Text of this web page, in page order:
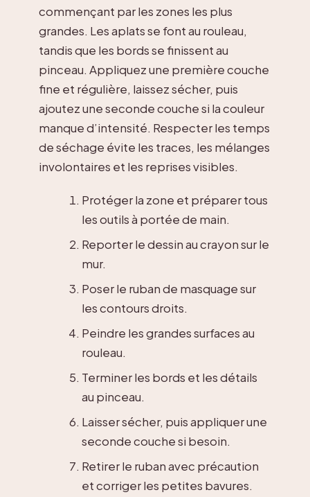
commençant par les zones les plus
grandes. Les aplats se font au rouleau,
tandis que les bords se finissent au
pinceau. Appliquez une première couche
fine et régulière, laissez sécher, puis
ajoutez une seconde couche si la couleur
manque d’intensité. Respecter les temps
de séchage évite les traces, les mélanges
involontaires et les reprises visibles.
Protéger la zone et préparer tous
les outils à portée de main.
Reporter le dessin au crayon sur le
mur.
Poser le ruban de masquage sur
les contours droits.
Peindre les grandes surfaces au
rouleau.
Terminer les bords et les détails
au pinceau.
Laisser sécher, puis appliquer une
seconde couche si besoin.
Retirer le ruban avec précaution
et corriger les petites bavures.